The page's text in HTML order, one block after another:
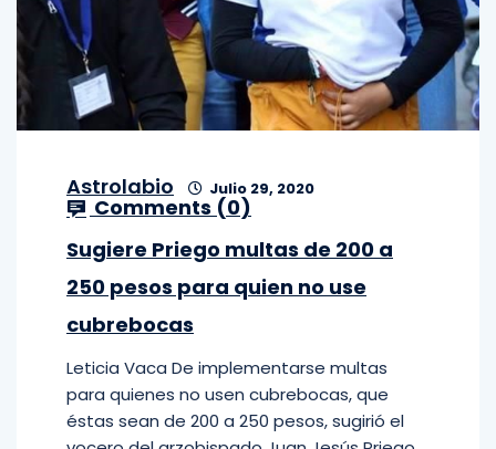
Astrolabio Julio 29, 2020
Comments (0)
Sugiere Priego multas de 200 a
250 pesos para quien no use
cubrebocas
Leticia Vaca De implementarse multas
para quienes no usen cubrebocas, que
éstas sean de 200 a 250 pesos, sugirió el